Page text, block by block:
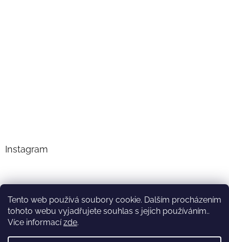
Tento web používá soubory cookie. Dalším procházením
tohoto webu vyjadřujete souhlas s jejich používáním..
Více informacízde.
Instagram
Sledovat na Instagramu